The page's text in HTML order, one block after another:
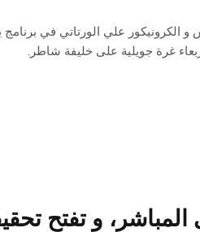
الثقافي في لابريس و الكرونيكور علي الورتاتي في
غرة جويلية على خليفة شاطر.
و تفتح